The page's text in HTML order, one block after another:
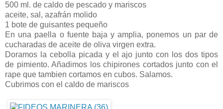
500 ml. de caldo de pescado y mariscos
aceite, sal, azafrán molido
1 bote de guisantes pequeño
En una paella o fuente baja y amplia, ponemos un par de
cucharadas de aceite de oliva virgen extra.
Doramos la cebolla picada y el ajo junto con los dos tipos
de pimiento. Añadimos los chipirones cortados junto con el
rape que tambien cortamos en cubos. Salamos.
Cubrimos con el caldo de mariscos